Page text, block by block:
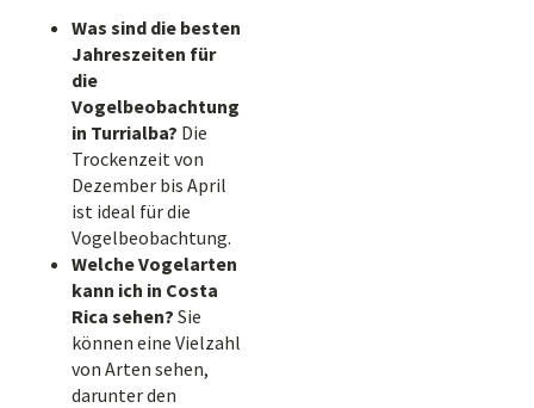
Was sind die besten
Jahreszeiten für
die
Vogelbeobachtung
in Turrialba? Die
Trockenzeit von
Dezember bis April
ist ideal für die
Vogelbeobachtung.
Welche Vogelarten
kann ich in Costa
Rica sehen? Sie
können eine Vielzahl
von Arten sehen,
darunter den